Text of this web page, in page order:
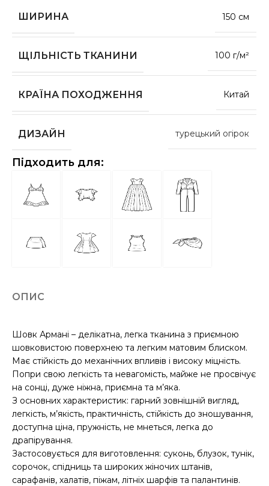
ШИРИНА 150 см
ЩІЛЬНІСТЬ ТКАНИНИ 100 г/м²
КРАЇНА ПОХОДЖЕННЯ Китай
ДИЗАЙН турецький огірок
Підходить для:
ОПИС
Шовк Армані – делікатна, легка тканина з приємною
шовковистою поверхнею та легким матовим блиском.
Має стійкість до механічних впливів і високу міцність.
Попри свою легкість та невагомість, майже не просвічує
на сонці, дуже ніжна, приємна та м’яка.
З основних характеристик: гарний зовнішній вигляд,
легкість, м’якість, практичність, стійкість до зношування,
доступна ціна, пружність, не мнеться, легка до
драпірування.
Застосовується для виготовлення: суконь, блузок, тунік,
сорочок, спідниць та широких жіночих штанів,
сарафанів, халатів, піжам, літніх шарфів та палантинів.